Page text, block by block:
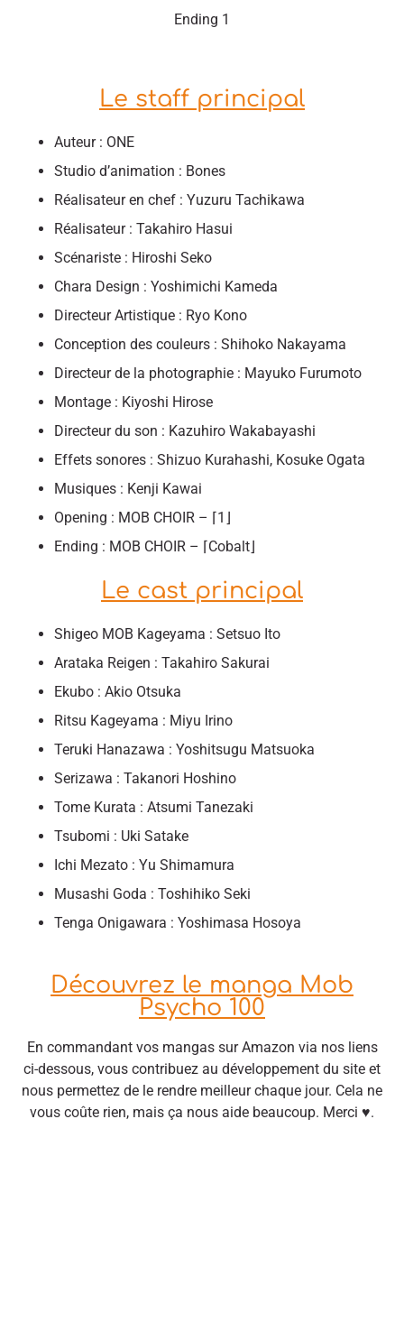
Ending 1
Le staff principal
Auteur : ONE
Studio d’animation : Bones
Réalisateur en chef : Yuzuru Tachikawa
Réalisateur : Takahiro Hasui
Scénariste : Hiroshi Seko
Chara Design : Yoshimichi Kameda
Directeur Artistique : Ryo Kono
Conception des couleurs : Shihoko Nakayama
Directeur de la photographie : Mayuko Furumoto
Montage : Kiyoshi Hirose
Directeur du son : Kazuhiro Wakabayashi
Effets sonores : Shizuo Kurahashi, Kosuke Ogata
Musiques : Kenji Kawai
Opening : MOB CHOIR – ⌈1⌋
Ending : MOB CHOIR – ⌈Cobalt⌋
Le cast principal
Shigeo MOB Kageyama : Setsuo Ito
Arataka Reigen : Takahiro Sakurai
Ekubo : Akio Otsuka
Ritsu Kageyama : Miyu Irino
Teruki Hanazawa : Yoshitsugu Matsuoka
Serizawa : Takanori Hoshino
Tome Kurata : Atsumi Tanezaki
Tsubomi : Uki Satake
Ichi Mezato : Yu Shimamura
Musashi Goda : Toshihiko Seki
Tenga Onigawara : Yoshimasa Hosoya
Découvrez le manga Mob
Psycho 100
En commandant vos mangas sur Amazon via nos liens
ci-dessous, vous contribuez au développement du site et
nous permettez de le rendre meilleur chaque jour. Cela ne
vous coûte rien, mais ça nous aide beaucoup. Merci ♥.